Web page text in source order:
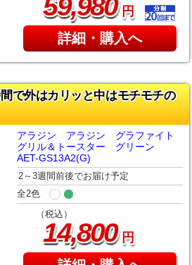
59 980円
詳細・購入へ
で外はカリッと中はモチモチの
アラジン アラジン グラファイト
グリル＆トースター グリーン
AET-GS13A2(G)
2～3週間前後でお届け予定
全2色
（税込）
14,800円